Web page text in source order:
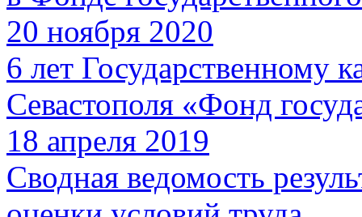
20 ноября 2020
6 лет Государственному
Севастополя «Фонд
18 апреля 2019
Сводная ведомость